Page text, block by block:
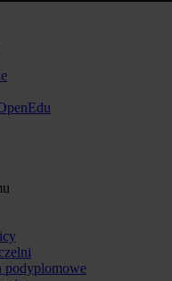
podyplomowe